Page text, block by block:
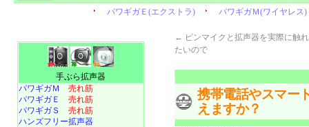
← ピンマイクと拡声器を実際に触
たいので
携帯電話やスマー
えますか？
手ぶら拡声器
パワギガＭ 売れ筋
パワギガＥ 売れ筋
パワギガＳ 売れ筋
ハンズフリー拡声器